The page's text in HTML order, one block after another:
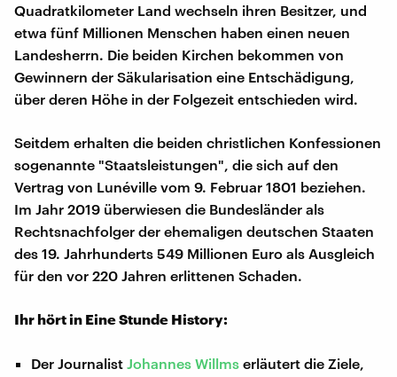
Quadratkilometer Land wechseln ihren Besitzer, und
etwa fünf Millionen Menschen haben einen neuen
Landesherrn. Die beiden Kirchen bekommen von
Gewinnern der Säkularisation eine Entschädigung,
über deren Höhe in der Folgezeit entschieden wird.
Seitdem erhalten die beiden christlichen Konfessionen
sogenannte "Staatsleistungen", die sich auf den
Vertrag von Lunéville vom 9. Februar 1801 beziehen.
Im Jahr 2019 überwiesen die Bundesländer als
Rechtsnachfolger der ehemaligen deutschen Staaten
des 19. Jahrhunderts 549 Millionen Euro als Ausgleich
für den vor 220 Jahren erlittenen Schaden.
Ihr hört in Eine Stunde History:
Der Journalist Johannes Willms erläutert die Ziele,